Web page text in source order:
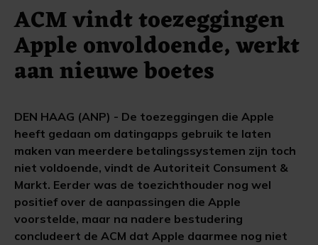
ACM vindt toezeggingen
Apple onvoldoende, werkt
aan nieuwe boetes
DEN HAAG (ANP) - De toezeggingen die Apple
heeft gedaan om datingapps gebruik te laten
maken van meerdere betalingssystemen zijn toch
niet voldoende, vindt de Autoriteit Consument &
Markt. Eerder was de toezichthouder nog wel
positief over de aanpassingen die Apple
voorstelde, maar na nadere bestudering
concludeert de ACM dat Apple daarmee nog niet